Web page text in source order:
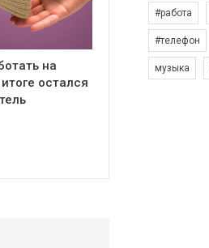
на
остался
#работа
#телефон
музыка